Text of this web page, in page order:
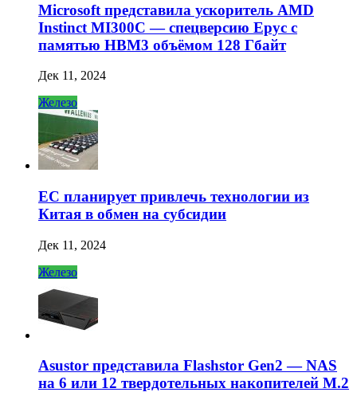
Microsoft представила ускоритель AMD
Instinct MI300C — спецверсию Epyc с
памятью HBM3 объёмом 128 Гбайт
Дек 11, 2024
Железо
ЕС планирует привлечь технологии из
Китая в обмен на субсидии
Дек 11, 2024
Железо
Asustor представила Flashstor Gen2 — NAS
на 6 или 12 твердотельных накопителей M.2